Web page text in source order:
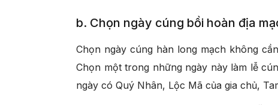
b. Chọn ngày cúng bồi hoàn địa
Chọn ngày cúng hàn long mạch không
Chọn một trong những ngày này làm lễ
ngày có Quý Nhân, Lộc Mã của gia chủ,